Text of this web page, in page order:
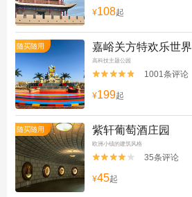
¥108起
随买随用 嘉峪关方特欢乐世界
高科技主题公园

 1001条评论
¥199起
随买随用 紫轩葡萄酒庄园
欧洲小镇的建筑风格

 35条评论
¥45起